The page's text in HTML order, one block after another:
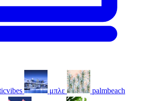
μπλε palmbeach